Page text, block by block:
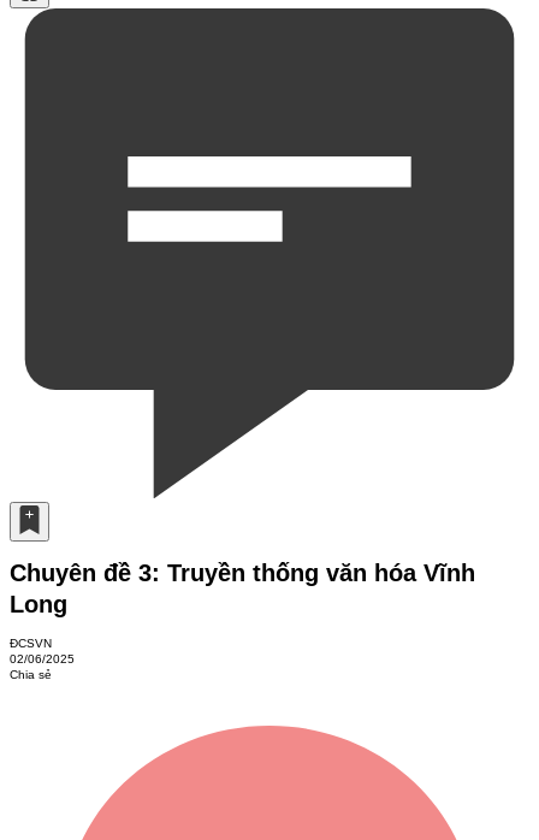
Chuyên đề 3: Truyền thống văn hóa Vĩnh
Long
ĐCSVN
02/06/2025
Chia sẻ